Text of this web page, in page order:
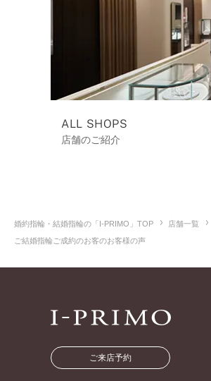
ALL SHOPS
店舗のご紹介
婚約指輪・結婚指輪の「I-PRIMO」TOP 店舗一覧
ご結婚指輪ご成約のお客のお客様の声
ご来店予約